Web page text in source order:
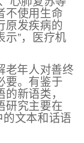
不使用生命
原发疾病的
示”，医疗机
老年人对善终
要。有鉴于
新语类，
研究主要在
文本和话语